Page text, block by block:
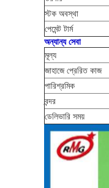
স্টক অবস্থা
পেমেন্ট টার্ম
অন্যান্য সেবা
মূল্য
জাহাজে প্রেরিত কাজ
পারিশ্রমিক
বন্দর
ডেলিভারি সময়